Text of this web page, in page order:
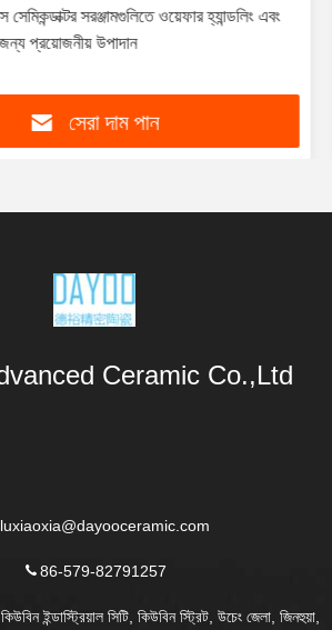
সেমিকন্ডাক্টর সরঞ্জামগুলিতে ওয়েফার হ্যান্ডলিং এবং
জন্য প্রয়োজনীয় উপাদান
সেরা দাম পান
Ceramic Co.,Ltd
luxiaoxia@dayooceramic.com
86-579-82791257
ইন্ডাস্ট্রিয়াল সিটি, কিউবিন স্ট্রিট, উচেং জেলা, জিনহুয়া,